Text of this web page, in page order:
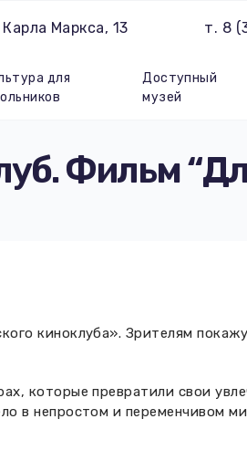
Маркса, 13 т. 8
для
Доступный
музей
Фильм
киноклуба». Зрителям
которые превратили свои
в непростом и переменчивом